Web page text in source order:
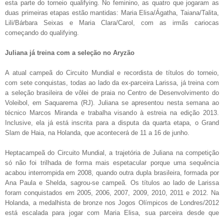
esta parte do torneio qualifying. No feminino, as quatro que jogaram as
duas primeiras etapas estão mantidas: Maria Elisa/Ágatha, Taiana/Talita,
Lili/Bárbara Seixas e Maria Clara/Carol, com as irmãs cariocas
começando do qualifying.
Juliana já treina com a seleção no Aryzão
A atual campeã do Circuito Mundial e recordista de títulos do torneio,
com sete conquistas, todas ao lado da ex-parceira Larissa, já treina com
a seleção brasileira de vôlei de praia no Centro de Desenvolvimento do
Voleibol, em Saquarema (RJ). Juliana se apresentou nesta semana ao
técnico Marcos Miranda e trabalha visando à estreia na edição 2013.
Inclusive, ela já está inscrita para a disputa da quarta etapa, o Grand
Slam de Haia, na Holanda, que acontecerá de 11 a 16 de junho.
Heptacampeã do Circuito Mundial, a trajetória de Juliana na competição
só não foi trilhada de forma mais espetacular porque uma sequência
acabou interrompida em 2008, quando outra dupla brasileira, formada por
Ana Paula e Shelda, sagrou-se campeã. Os títulos ao lado de Larissa
foram conquistados em 2005, 2006, 2007, 2009, 2010, 2011 e 2012. Na
Holanda, a medalhista de bronze nos Jogos Olímpicos de Londres/2012
está escalada para jogar com Maria Elisa, sua parceira desde que